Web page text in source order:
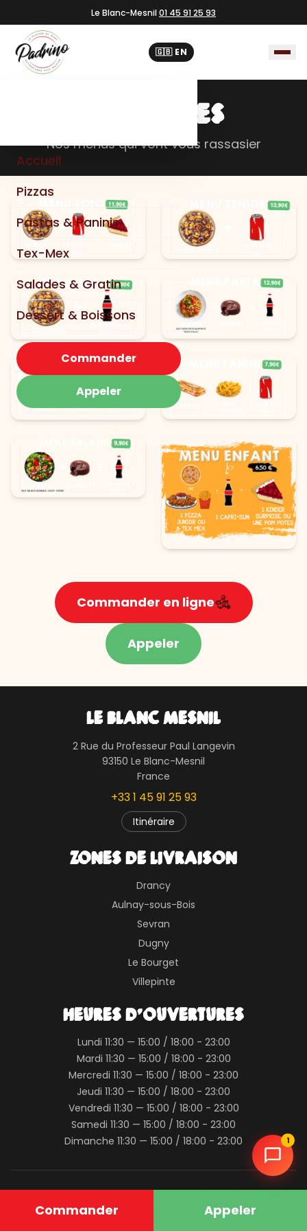
Le Blanc-Mesnil01 45 91 25 93
🇬🇧 EN
Accueil
Pizzas
Pastas & Paninis
Tex-Mex
Salades & Gratin
Dessert & Boissons
Commander
Appeler
NOS OFFRES
Nos menus qui vont vous rassasier
Commander en ligne
Appeler
LE BLANC MESNIL
2 Rue du Professeur Paul Langevin
93150 Le Blanc-Mesnil
France
+33 1 45 91 25 93
Itinéraire
ZONES DE LIVRAISON
Drancy
Aulnay-sous-Bois
Sevran
Dugny
Le Bourget
Villepinte
HEURES D'OUVERTURES
Lundi 11:30 — 15:00 / 18:00 - 23:00
Mardi 11:30 — 15:00 / 18:00 - 23:00
Mercredi 11:30 — 15:00 / 18:00 - 23:00
Jeudi 11:30 — 15:00 / 18:00 - 23:00
Vendredi 11:30 — 15:00 / 18:00 - 23:00
Samedi 11:30 — 15:00 / 18:00 - 23:00
Dimanche 11:30 — 15:00 / 18:00 - 23:00
©2024 Padrino | Tous droits réservés
Mentions légales
Commander Appeler
1